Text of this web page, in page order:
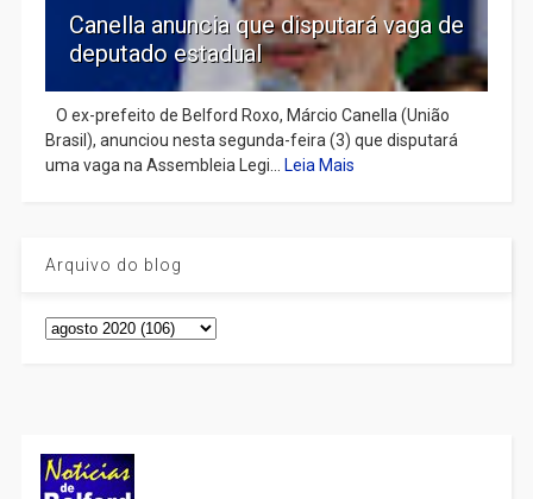
Canella anuncia que disputará vaga de
deputado estadual
​ O ex-prefeito de Belford Roxo, Márcio Canella (União
Brasil), anunciou nesta segunda-feira (3) que disputará
uma vaga na Assembleia Legi...
Leia Mais
Arquivo do blog